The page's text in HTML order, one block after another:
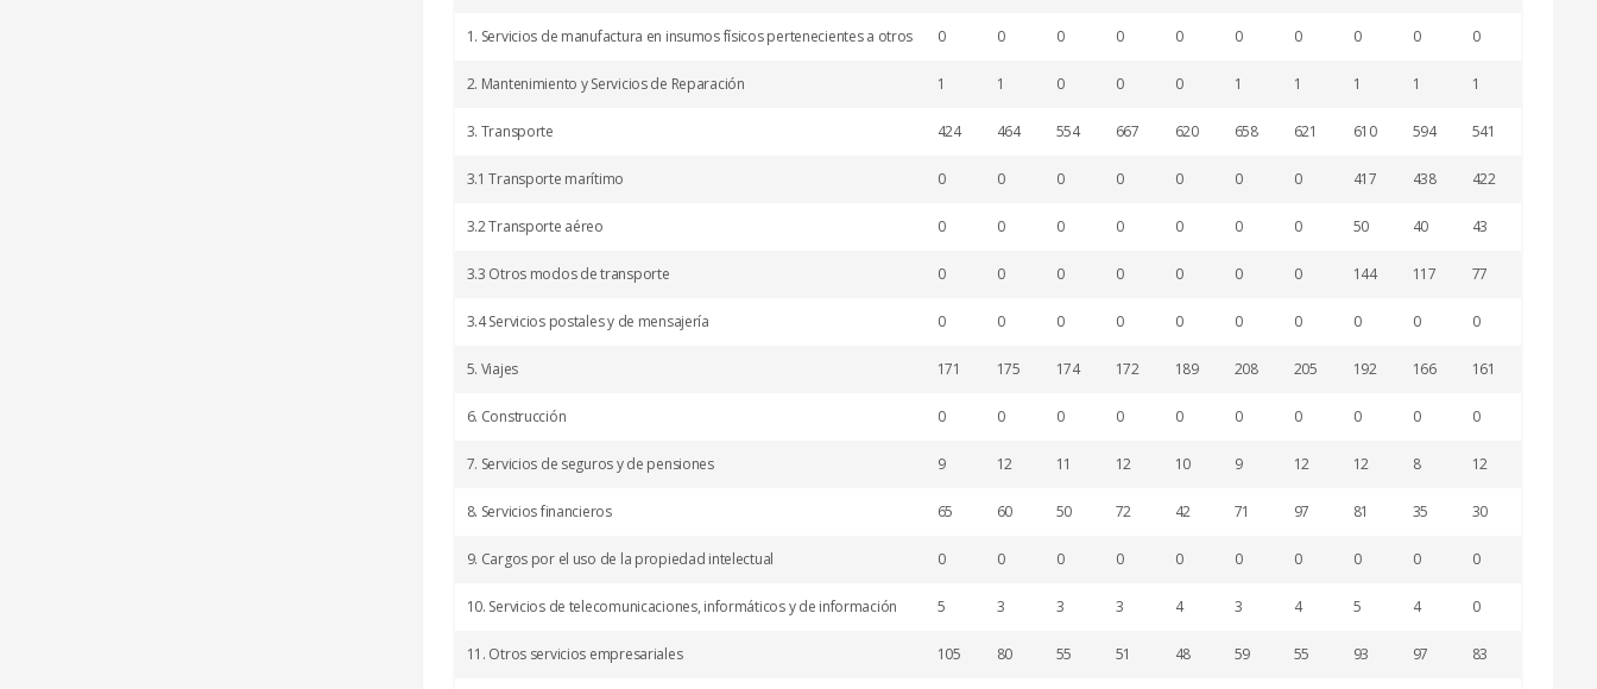
1. Servicios de manufactura en insumos físicos pertenecientes a otros 0 0 0 0 0 0 0 0 0 0
2. Mantenimiento y Servicios de Reparación 1 1 0 0 0 1 1 1 1 1
3. Transporte 424 464 554 667 620 658 621 610 594 541
3.1 Transporte marítimo 0 0 0 0 0 0 0 417 438 422
3.2 Transporte aéreo 0 0 0 0 0 0 0 50 40 43
3.3 Otros modos de transporte 0 0 0 0 0 0 0 144 117 77
3.4 Servicios postales y de mensajería 0 0 0 0 0 0 0 0 0 0
5. Viajes 171 175 174 172 189 208 205 192 166 161
6. Construcción 0 0 0 0 0 0 0 0 0 0
7. Servicios de seguros y de pensiones 9 12 11 12 10 9 12 12 8 12
8. Servicios financieros 65 60 50 72 42 71 97 81 35 30
9. Cargos por el uso de la propiedad intelectual 0 0 0 0 0 0 0 0 0 0
10. Servicios de telecomunicaciones, informáticos y de información 5 3 3 3 4 3 4 5 4 0
11. Otros servicios empresariales 105 80 55 51 48 59 55 93 97 83